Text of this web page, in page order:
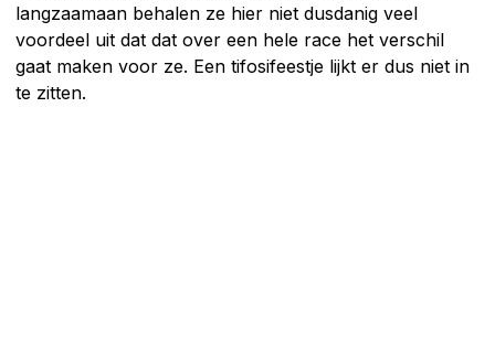
langzaamaan behalen ze hier niet dusdanig veel
voordeel uit dat dat over een hele race het verschil
gaat maken voor ze. Een tifosifeestje lijkt er dus niet in
te zitten.